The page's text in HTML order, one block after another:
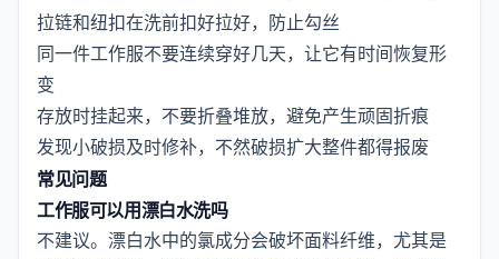
拉链和纽扣在洗前扣好拉好，防止勾丝
同一件工作服不要连续穿好几天，让它有时间恢复形
变
存放时挂起来，不要折叠堆放，避免产生顽固折痕
发现小破损及时修补，不然破损扩大整件都得报废
常见问题
工作服可以用漂白水洗吗
不建议。漂白水中的氯成分会破坏面料纤维，尤其是